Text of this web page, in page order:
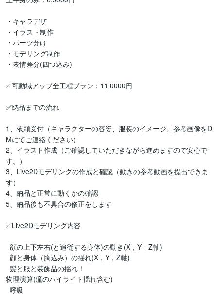
・キャラデザ
・イラスト制作
・パーツ分け
・モデリング制作
・表情差分(四つ込み)
✅可動域アップ全工程プラン：11,0000円
✅納品までの流れ
1、依頼受付（キャラクターの容姿、服装のイメージ、参考画像をD
Mにてご連絡ください）
2、イラスト作成（ご確認していただきながら進めますので安心で
す。）
3、Live2Dモデリングの作成と確認（動きの参考動画を提出できま
す）
4、納品と正常に動くかの確認
5、納品後も不具合の修正をします
✅Live2Dモデリング内容
物理演算(瞳のハイライト揺れ含む)